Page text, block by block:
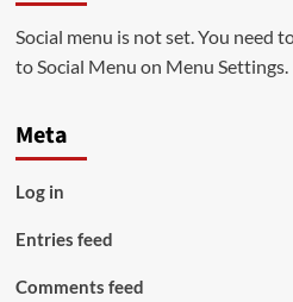
Social menu is not set. You need
to Social Menu on Menu Settings.
Meta
Log in
Entries feed
Comments feed